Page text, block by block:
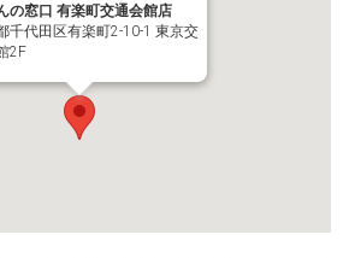
の窓口 有楽町交通会館店
千代田区有楽町2-10-1 東京交
2F